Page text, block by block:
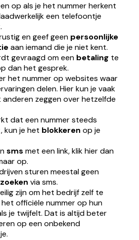
op als je het nummer herkent
een telefoontje
en geef geen persoonlijke
aan iemand die je niet kent.
gevraagd om een betaling te
dan het gesprek.
het nummer op websites waar
delen. Hier kun je vaak
anderen zeggen over hetzelfde
dat een nummer steeds
kun je het blokkeren op je
sms met een link, klik hier dan
op.
sturen meestal geen
via sms.
zijn om het bedrijf zelf te
het officiële nummer op hun
je twijfelt. Dat is altijd beter
op een onbekend